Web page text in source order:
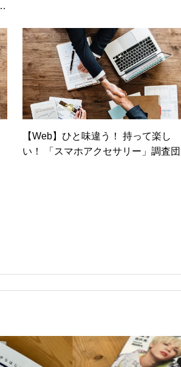
【Web】ひと味違う！ 持って楽し
い！ 「スマホアクセサリー」調査団